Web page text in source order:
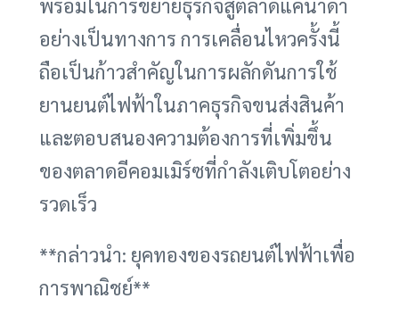
พร้อมในการขยายธุรกิจสู่ตลาดแคนาดา
อย่างเป็นทางการ การเคลื่อนไหวครั้งนี้
ถือเป็นก้าวสำคัญในการผลักดันการใช้
ยานยนต์ไฟฟ้าในภาคธุรกิจขนส่งสินค้า
และตอบสนองความต้องการที่เพิ่มขึ้น
ของตลาดอีคอมเมิร์ซที่กำลังเติบโตอย่าง
รวดเร็ว
**กล่าวนำ: ยุคทองของรถยนต์ไฟฟ้าเพื่อ
การพาณิชย์**